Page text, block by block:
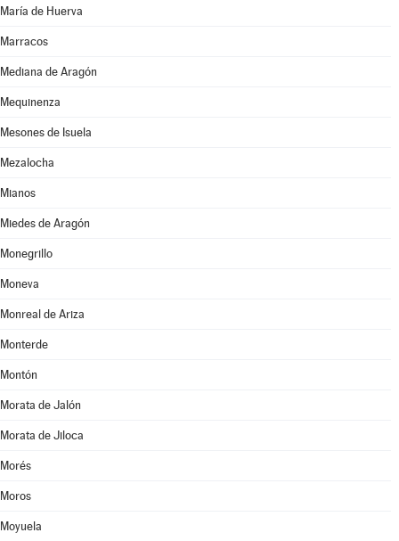
María de Huerva
Marracos
Mediana de Aragón
Mequinenza
Mesones de Isuela
Mezalocha
Mianos
Miedes de Aragón
Monegrillo
Moneva
Monreal de Ariza
Monterde
Montón
Morata de Jalón
Morata de Jiloca
Morés
Moros
Moyuela